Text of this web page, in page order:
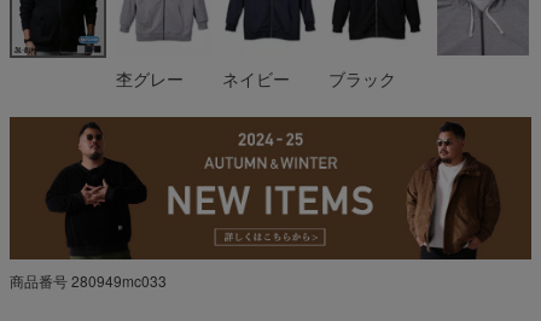
杢グレー ネイビー ブラック
商品番号280949mc033